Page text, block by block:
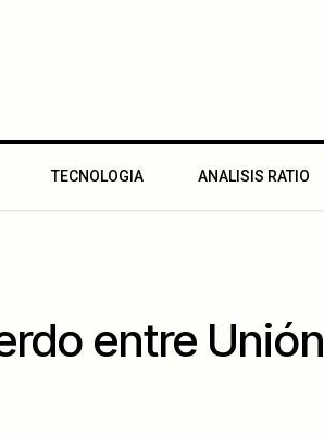
TECNOLOGIA ANALISIS RATIO
entre Unión